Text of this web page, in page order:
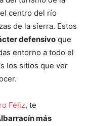
centro del río
de la sierra. Estos
defensivo que
entorno a todo el
los sitios que ver
Feliz, te
más